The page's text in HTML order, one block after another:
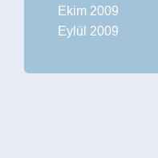
Ekim 2009
Eylül 2009